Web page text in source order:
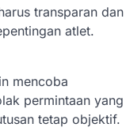
transparan dan
atlet.
mencoba
permintaan yang
tetap objektif.